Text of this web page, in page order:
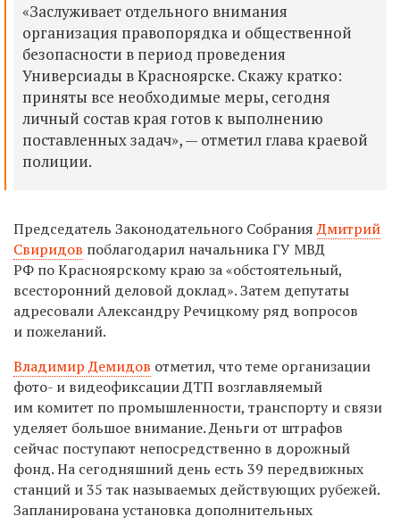
«Заслуживает отдельного внимания
организация правопорядка и общественной
безопасности в период проведения
Универсиады в Красноярске. Скажу кратко:
приняты все необходимые меры, сегодня
личный состав края готов к выполнению
поставленных задач», — отметил глава краевой
полиции.
Председатель Законодательного Собрания Дмитрий
Свиридов поблагодарил начальника ГУ МВД
РФ по Красноярскому краю за «обстоятельный,
всесторонний деловой доклад». Затем депутаты
адресовали Александру Речицкому ряд вопросов
и пожеланий.
Владимир Демидов отметил, что теме организации
фото- и видеофиксации ДТП возглавляемый
им комитет по промышленности, транспорту и связи
уделяет большое внимание. Деньги от штрафов
сейчас поступают непосредственно в дорожный
фонд. На сегодняшний день есть 39 передвижных
станций и 35 так называемых действующих рубежей.
Запланирована установка дополнительных